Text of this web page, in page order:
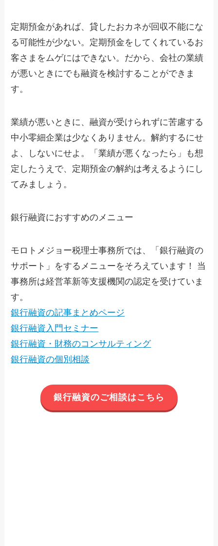
定期預金があれば、貸したおカネが回収不能にな
る可能性が少ない。定期預金をしてくれているお
客さまをムゲにはできない。だから、会社の業績
が悪いときにでも融資を検討することができま
す。
業績が悪いときに、融資が受けられずに苦慮する
中小零細企業は少なくありません。解約するにせ
よ、しないにせよ。「業績が悪くなったら」も想
定したうえで、定期預金の解約は考えるようにし
てみましょう。
銀行融資におすすめのメニュー
モロトメジョー税理士事務所では、「銀行融資の
サポート」をするメニューをそろえています！ 当
事務所は経営革新等支援機関の認定を受けていま
す。
銀行融資の記事まとめページ
銀行融資入門セミナー
銀行融資・財務のコンサルティング
銀行融資の個別相談
銀行融資のご相談はこちら